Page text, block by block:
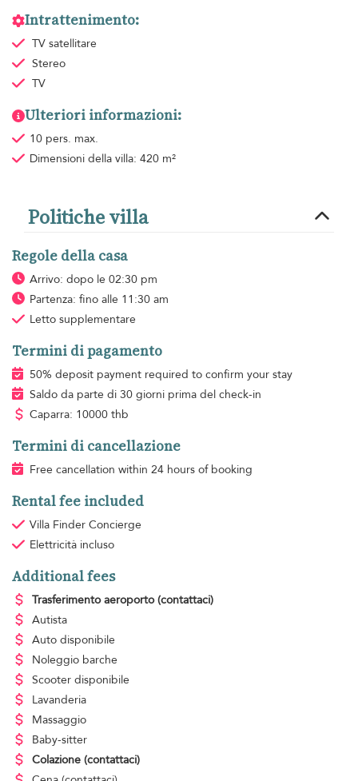
Intrattenimento:
TV satellitare
Stereo
TV
Ulteriori informazioni:
10 pers. max.
Dimensioni della villa: 420 m²
Politiche villa
Regole della casa
Arrivo: dopo le 02:30 pm
Partenza: fino alle 11:30 am
Letto supplementare
Termini di pagamento
50% deposit payment required to confirm your stay
Saldo da parte di 30 giorni prima del check-in
Caparra: 10000 thb
Termini di cancellazione
Free cancellation within 24 hours of booking
Rental fee included
Villa Finder Concierge
Elettricità incluso
Additional fees
Trasferimento aeroporto (contattaci)
Autista
Auto disponibile
Noleggio barche
Scooter disponibile
Lavanderia
Massaggio
Baby-sitter
Colazione (contattaci)